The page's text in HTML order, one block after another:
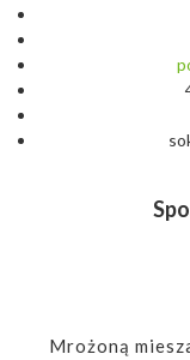
Mrożoną